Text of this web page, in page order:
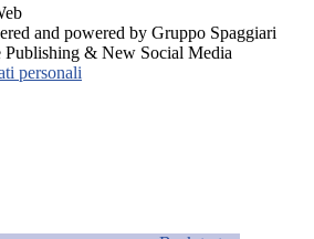
and powered by Gruppo Spaggiari
& New Social Media
personali